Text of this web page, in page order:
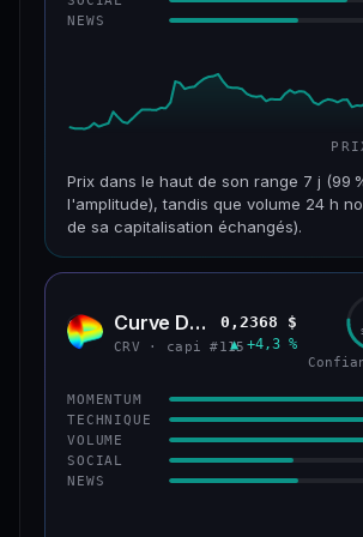
CONFIANCE
NEWS
Prix dans le haut de son range 7 j (99
l'amplitude), tandis que volume 24 h
de sa capitalisation échangés).
CAP. MARCHÉ VOLUME
VAR. 7 J VAR. 30
+82,3 %
VS ATH
−69,6 % #65
CONFIANCE
CRV Curve DAO
CRV · capi #115
0,2368 $
▲ +4,3 %
MOMENTUM
TECHNIQUE
VOLUME
SOCIAL
NEWS